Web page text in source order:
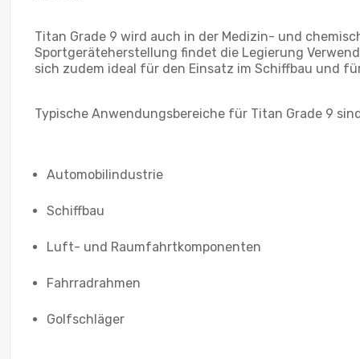
Titan Grade 9 wird auch in der Medizin- und
Sportgeräteherstellung findet die Legierung
sich zudem ideal für den Einsatz im Schiffbau und
Typische Anwendungsbereiche für Titan Grade 9
Automobilindustrie
Schiffbau
Luft- und Raumfahrtkomponenten
Fahrradrahmen
Golfschläger